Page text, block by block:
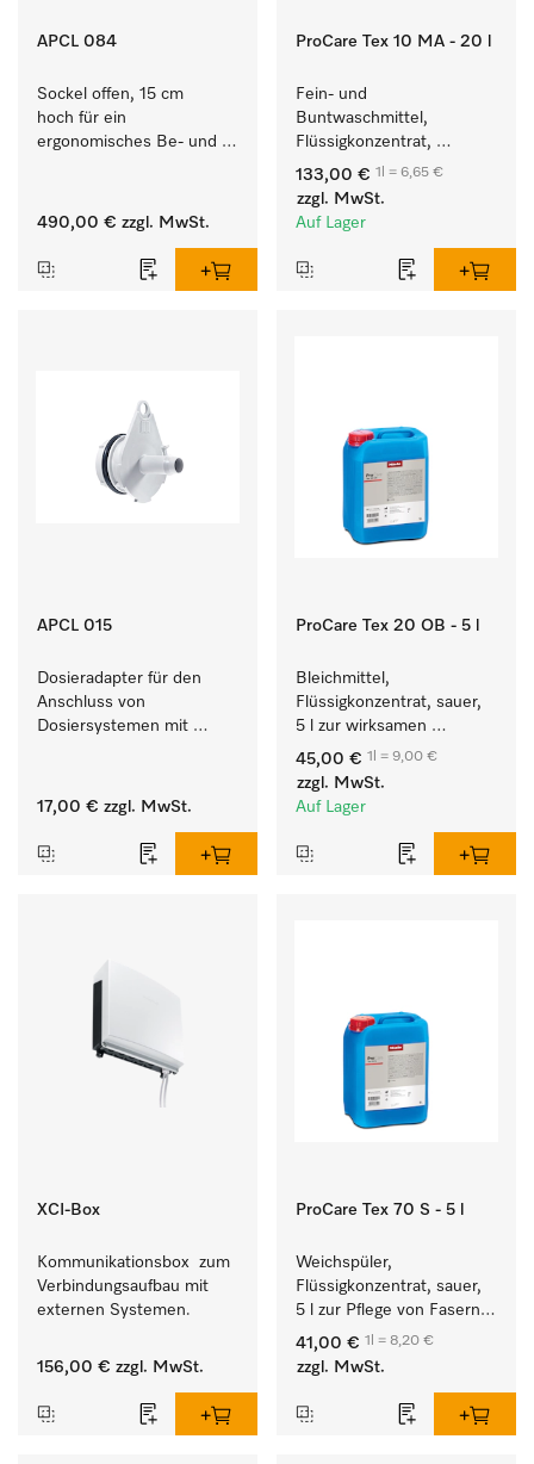
APCL 084
Sockel offen, 15 cm
hoch für ein
ergonomisches Be- und
Trockner.
490,00 € zzgl. MwSt.
ProCare Tex 10 MA - 20 l
Fein- und
Buntwaschmittel,
Flüssigkonzentrat,
mildalkalisch, 20 l zur
Reinigung von
Buntwäsche und
133,00 € 1l = 6,65 €
zzgl. MwSt.
Auf Lager
APCL 015
Dosieradapter für den
Anschluss von
Dosiersystemen mit
17,00 € zzgl. MwSt.
ProCare Tex 20 OB - 5 l
Bleichmittel,
Flüssigkonzentrat, sauer,
5 l zur wirksamen
Entfernung von
hartnäckigen Flecken.
45,00 € 1l = 9,00 €
zzgl. MwSt.
Auf Lager
XCI-Box
Kommunikationsbox  zum
Verbindungsaufbau mit
externen Systemen.
156,00 € zzgl. MwSt.
ProCare Tex 70 S - 5 l
Weichspüler,
Flüssigkonzentrat, sauer,
5 l zur Pflege von Fasern
für eine langfristige
Geschmeidigkeit der
41,00 € 1l = 8,20 €
zzgl. MwSt.